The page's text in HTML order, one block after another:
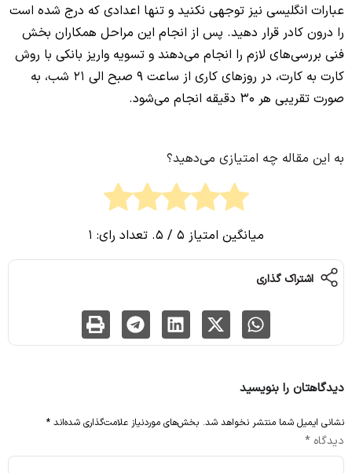
عبارات انگلیسی نیز توجهی نکنید و تنها اعدادی که درج شده است
را درون کادر قرار دهید. پس از انجام این مراحل همکاران بخش
فنی بررسی‌های لازم را انجام می‌دهند و تسویه واریز بانکی با روش
کارت به کارت، در روزهای کاری از ساعت 9 صبح الی 21 شب، به
صورت تقریبی هر 30 دقیقه انجام می‌شود.
به این مقاله چه امتیازی می‌دهید؟
میانگین امتیاز 5 / 5. تعداد رای: 1
اشتراک گذاری
دیدگاهتان را بنویسید
نشانی ایمیل شما منتشر نخواهد شد. بخش‌های موردنیاز علامت‌گذاری شده‌اند *
دیدگاه *